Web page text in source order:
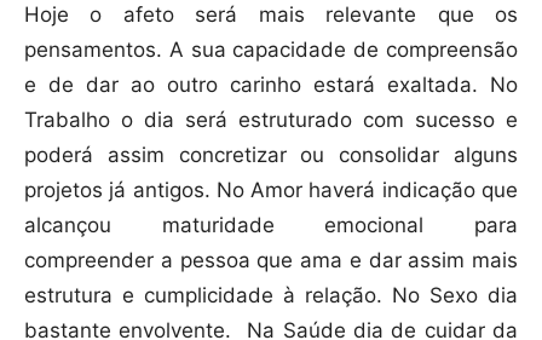
Hoje o afeto será mais relevante que os
pensamentos. A sua capacidade de compreensão
e de dar ao outro carinho estará exaltada. No
Trabalho o dia será estruturado com sucesso e
poderá assim concretizar ou consolidar alguns
projetos já antigos. No Amor haverá indicação que
alcançou maturidade emocional para
compreender a pessoa que ama e dar assim mais
estrutura e cumplicidade à relação. No Sexo dia
bastante envolvente. Na Saúde dia de cuidar da